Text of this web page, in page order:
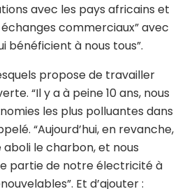
avec les pays africains et
commerciaux” avec
bénéficient à nous tous”.
propose de travailler
“Il y a à peine 10 ans, nous
les plus polluantes dans
“Aujourd’hui, en revanche,
aboli le charbon, et nous
partie de notre électricité à
Et d’ajouter :